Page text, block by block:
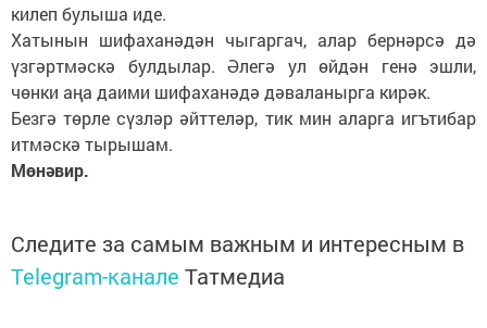
килеп булыша иде.
Хатынын шифаханәдән чыгаргач, алар бернәрсә дә
үзгәртмәскә булдылар. Әлегә ул өйдән генә эшли,
чөнки аңа даими шифаханәдә дәваланырга кирәк.
Безгә төрле сүзләр әйттеләр, тик мин аларга игътибар
итмәскә тырышам.
Мөнәвир.
Следите за самым важным и интересным в
Telegram-канале Татмедиа